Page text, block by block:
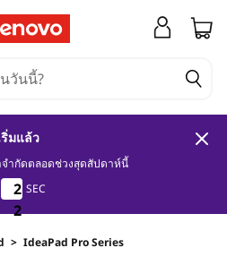
มแล้ว
ำกัดตลอดช่วงสุดสัปดาห์นี้
2
2
2
1
2
2
2
1
SEC
> IdeaPad Pro Series